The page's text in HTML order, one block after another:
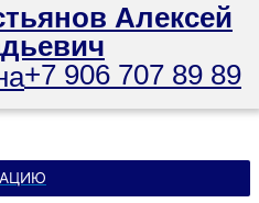
Алексей
+7 906 707 89 89